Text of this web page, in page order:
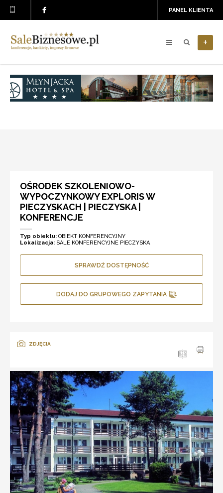
PANEL KLIENTA
+
OŚRODEK SZKOLENIOWO-
WYPOCZYNKOWY EXPLORIS W
PIECZYSKACH | PIECZYSKA |
KONFERENCJE
Typ obiektu: OBIEKT KONFERENCYJNY
Lokalizacja: SALE KONFERENCYJNE PIECZYSKA
SPRAWDŹ DOSTĘPNOŚĆ
DODAJ DO GRUPOWEGO ZAPYTANIA
ZDJĘCIA